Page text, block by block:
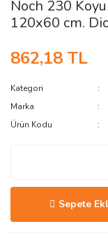
Noch 230
120x60 cm.
862,18 TL
Kategori
Marka
Ürün Kodu
Sepete